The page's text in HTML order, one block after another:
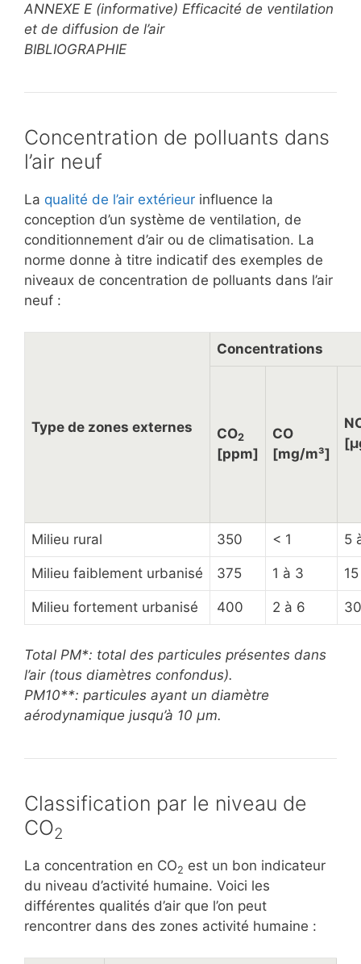
ANNEXE E (informative) Efficacité de ventilation
et de diffusion de l’air
BIBLIOGRAPHIE
Concentration de polluants dans
l’air neuf
La qualité de l’air extérieur influence la
conception d’un système de ventilation, de
conditionnement d’air ou de climatisation. La
norme donne à titre indicatif des exemples de
niveaux de concentration de polluants dans l’air
neuf :
Type de zones externes
Concentrations
CO2
[ppm]
CO
[mg/m³]
Milieu rural 350 < 1 5
Milieu faiblement urbanisé 375 1 à 3
Milieu fortement urbanisé 400 2 à 6
Total PM*: total des particules présentes dans
l’air (tous diamètres confondus).
PM10**: particules ayant un diamètre
aérodynamique jusqu’à 10 µm.
Classification par le niveau de
CO2
La concentration en CO2 est un bon indicateur
du niveau d’activité humaine. Voici les
différentes qualités d’air que l’on peut
rencontrer dans des zones activité humaine :